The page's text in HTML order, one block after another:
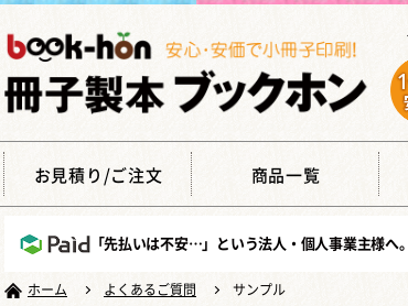
お見積り/ご注文 商品一覧
「先払いは不安…」という法人・個人事業主様へ
ホーム よくあるご質問 サンプル